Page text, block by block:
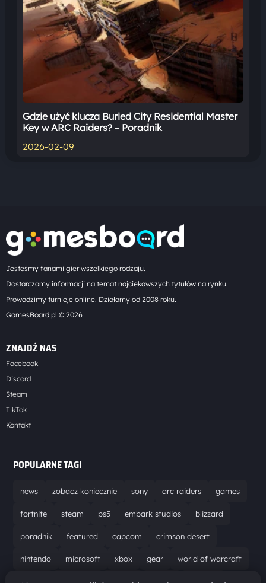
Gdzie użyć klucza Buried City Residential Master
Key w ARC Raiders? – Poradnik
2026-02-09
Jesteśmy fanami gier wszelkiego rodzaju.
Dostarczamy informacji na temat najciekawszych tytułów na rynku.
Prowadzimy turnieje online. Działamy od 2008 roku.
GamesBoard.pl © 2026
ZNAJDŹ NAS
Facebook
Discord
Steam
TikTok
Kontakt
POPULARNE TAGI
news zobacz koniecznie sony arc raiders games
fortnite steam ps5 embark studios blizzard
poradnik featured capcom crimson desert
nintendo microsoft xbox gear world of warcraft
solucja marathon ubisoft bungie recenzja